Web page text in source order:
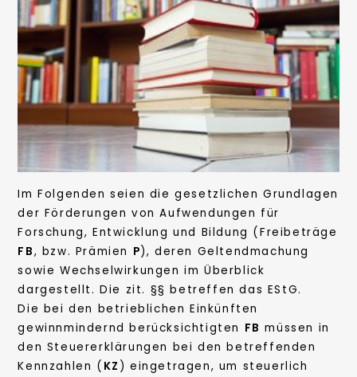
Im Folgenden seien die gesetzlichen Grundlagen
der Förderungen von Aufwendungen für
Forschung, Entwicklung und Bildung (Freibeträge
FB, bzw. Prämien P), deren Geltendmachung
sowie Wechselwirkungen im Überblick
dargestellt. Die zit. §§ betreffen das EStG.
Die bei den betrieblichen Einkünften
gewinnmindernd berücksichtigten FB müssen in
den Steuererklärungen bei den betreffenden
Kennzahlen ( KZ ) eingetragen, um steuerlich